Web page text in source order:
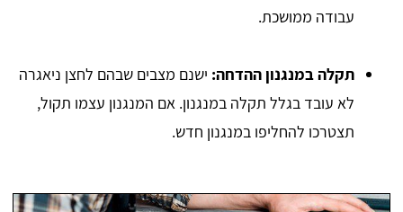
עבודה ממושכת.
תקלה במנגנון ההדחה: ישנם מצבים שבהם לחצן ניאגרה
לא עובד בגלל תקלה במנגנון. אם המנגנון עצמו תקול,
תצטרכו להחליפו במנגנון חדש.